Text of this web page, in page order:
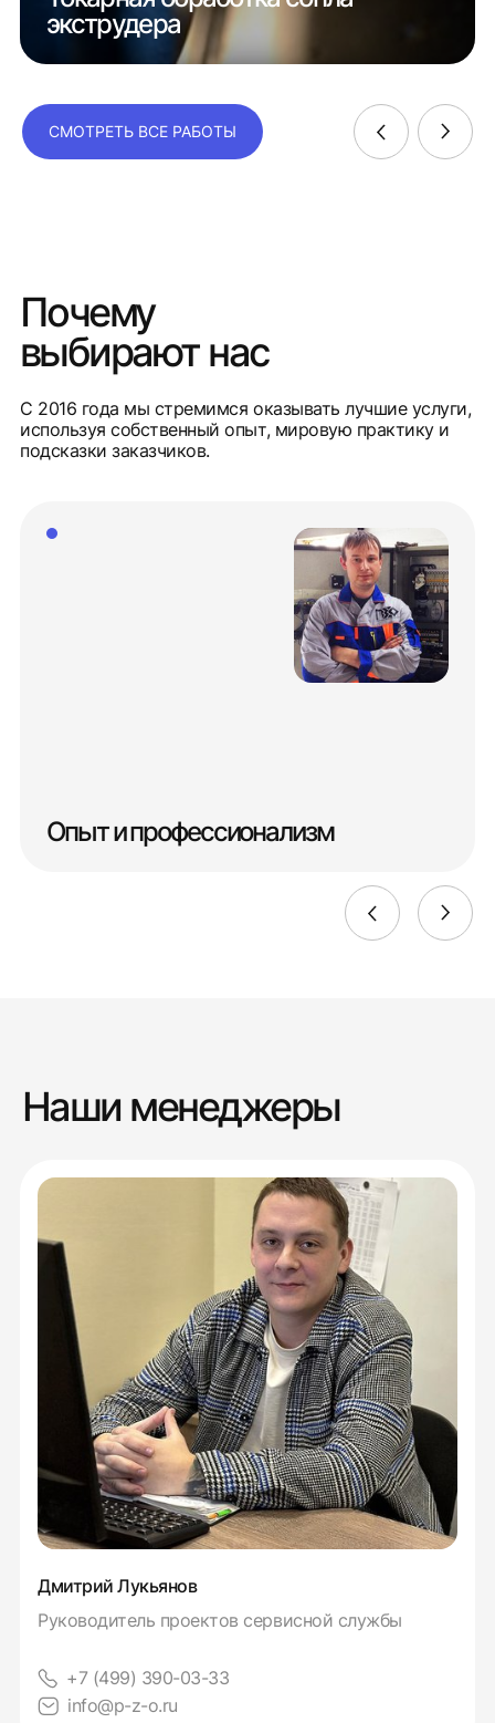
экструдера
СМОТРЕТЬ ВСЕ РАБОТЫ
Почему
выбирают нас
С 2016 года мы стремимся оказывать лучшие услуги,
используя собственный опыт, мировую практику и
подсказки заказчиков.
Опыт и профессионализм
Наши менеджеры
Дмитрий Лукьянов
Руководитель проектов сервисной службы
+7 (499) 390-03-33
info@p-z-o.ru